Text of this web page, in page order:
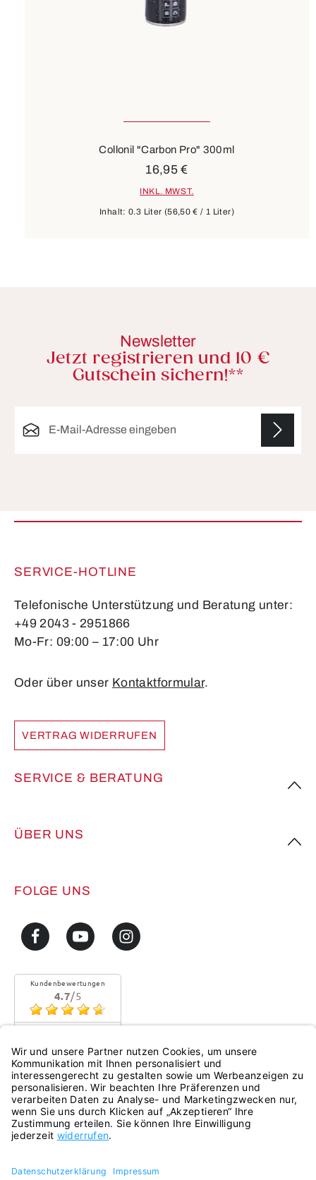
Collonil "Carbon Pro" 300ml
Inhalt:0.3 Liter (56,50 € / 1 Liter)
16,95 €
INKL. MWST.
Newsletter
Jetzt registrieren und 10 €
Gutschein sichern!**
Pflichtfelder.
SERVICE-HOTLINE
Telefonische Unterstützung und Beratung unter:
+49 2043 - 2951866
Mo-Fr: 09:00 – 17:00 Uhr
Oder über unser Kontaktformular.
VERTRAG WIDERRUFEN
SERVICE & BERATUNG
ÜBER UNS
FOLGE UNS
Kundenbewertungen
4.7/5
eKomi